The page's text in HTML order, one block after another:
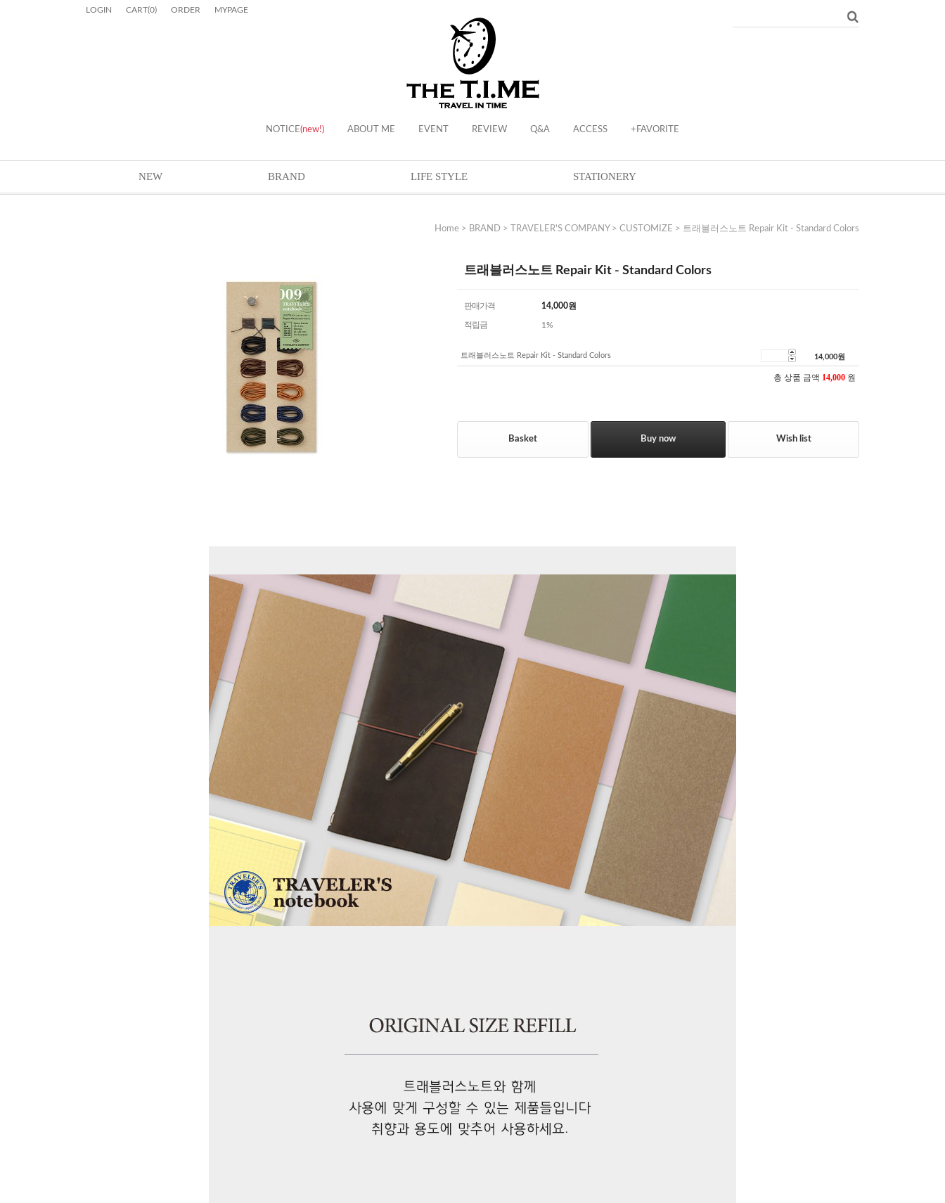
LOGIN CART(0) ORDER MYPAGE
NOTICE(new!) ABOUT ME EVENT REVIEW Q&A ACCESS +FAVORITE
NEW BRAND LIFE STYLE STATIONERY
Home > BRAND > TRAVELER'S COMPANY> CUSTOMIZE > 트래블러스노트 Repair Kit - Standard Colors
트래블러스노트 Repair Kit - Standard Colors
판매가격 14,000원
적립금 1%
트래블러스노트 Repair Kit - Standard Colors 14,000원
총 상품 금액 14,000 원
Basket Buy now Wish list